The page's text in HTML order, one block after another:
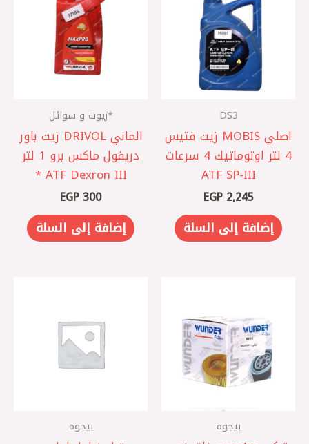
DS3
اصلي MOBIS زيت فتيس
4 لتر اوتوماتيك 4 سرعات
ATF SP-III
EGP2,245
إضافة إلى السلة
*زيوت و سوائل
الماني DRIVOL زيت باور
دريفول ماكس برو 1 لتر
ATF Dexron III *
EGP300
إضافة إلى السلة
بيجوه بيجوه